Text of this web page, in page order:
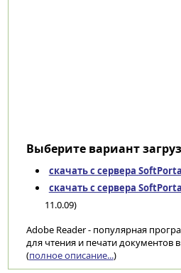
Выберите вариант
скачать с сервера
скачать с сервера
11.0.09)
Adobe Reader - популярная
для чтения и печати документов
(полное описание...)